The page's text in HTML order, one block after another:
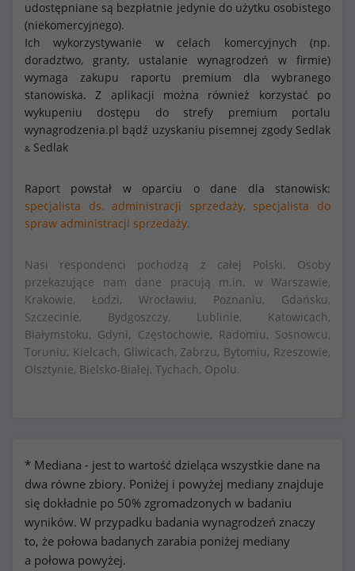
udostępniane są bezpłatnie jedynie do użytku osobistego
(niekomercyjnego).
Ich wykorzystywanie w celach komercyjnych (np.
doradztwo, granty, ustalanie wynagrodzeń w firmie)
wymaga zakupu raportu premium dla wybranego
stanowiska. Z aplikacji można również korzystać po
wykupeniu dostępu do strefy premium portalu
wynagrodzenia.pl bądź uzyskaniu pisemnej zgody Sedlak
& Sedlak
Raport powstał w oparciu o dane dla stanowisk:
specjalista ds. administracji sprzedaży, specjalista do
spraw administracji sprzedaży.
Nasi respondenci pochodzą z całej Polski. Osoby
przekazujące nam dane pracują m.in. w Warszawie,
Krakowie, Łodzi, Wrocławiu, Poznaniu, Gdańsku,
Szczecinie, Bydgoszczy, Lublinie, Katowicach,
Białymstoku, Gdyni, Częstochowie, Radomiu, Sosnowcu,
Toruniu, Kielcach, Gliwicach, Zabrzu, Bytomiu, Rzeszowie,
Olsztynie, Bielsko-Białej, Tychach, Opolu.
* Mediana - jest to wartość dzieląca wszystkie dane na
dwa równe zbiory. Poniżej i powyżej mediany znajduje
się dokładnie po 50% zgromadzonych w badaniu
wyników. W przypadku badania wynagrodzeń znaczy
to, że połowa badanych zarabia poniżej mediany
a połowa powyżej.